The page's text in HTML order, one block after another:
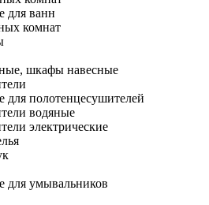
для ванн
комнат
шкафы навесные
полотенцесушителей
водяные
электрические
умывальников